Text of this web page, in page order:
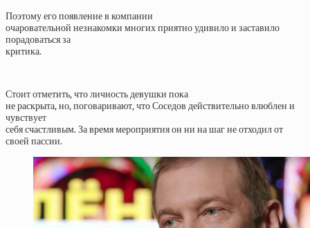
Поэтому его появление в компании
очаровательной незнакомки многих приятно удивило и заставило
порадоваться за
критика.
Стоит отметить, что личность девушки пока
не раскрыта, но, поговаривают, что Соседов действительно влюблен и
чувствует
себя счастливым. За время мероприятия он ни на шаг не отходил от
своей пассии.